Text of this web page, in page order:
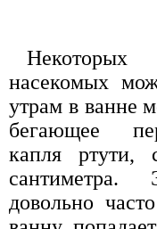
насекомых
утрам в ванне
бегающее
капля ртути,
довольно